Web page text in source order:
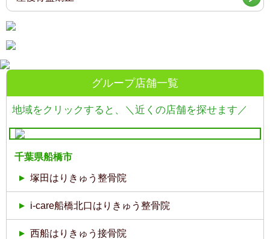
グループ店舗一覧
地域をクリックすると、 ＼近くの店舗を探せます／
千葉県船橋市
塚田はりきゅう整骨院
i-care船橋北口はりきゅう整骨院
西船はりきゅう接骨院